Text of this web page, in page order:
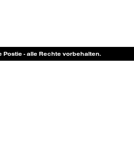
Postie - alle Rechte vorbehalten.